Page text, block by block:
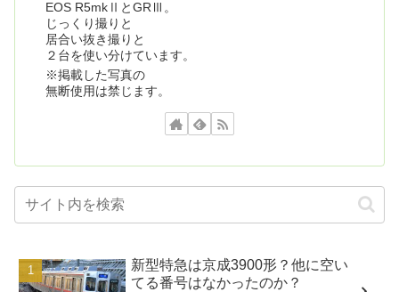
EOS R5mkⅡとGRⅢ。
じっくり撮りと
居合い抜き撮りと
２台を使い分けています。
※掲載した写真の
無断使用は禁じます。
新型特急は京成3900形？他に空い
てる番号はなかったのか？